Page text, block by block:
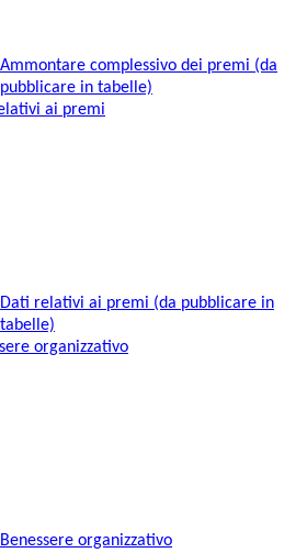
Ammontare complessivo dei premi (da
pubblicare in tabelle)
ai premi
Dati relativi ai premi (da pubblicare in
tabelle)
organizzativo
Benessere organizzativo